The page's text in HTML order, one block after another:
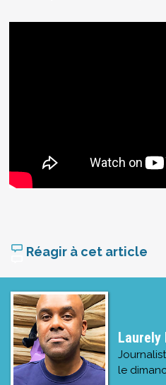
Réagir à cet article
Laurely
le